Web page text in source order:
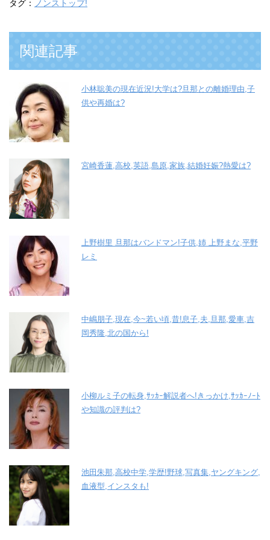
タグ： ノンストップ!
関連記事
小林聡美の現在近況!大学は?旦那との離婚理由,子
供や再婚は?
宮崎香蓮,高校,英語,島原,家族,結婚妊娠?熱愛は?
上野樹里 旦那はバンドマン!子供,姉 上野まな,平野
レミ
中嶋朋子,現在,今~若い頃,昔!息子,夫,旦那,愛車,吉
岡秀隆,北の国から!
小柳ルミ子の転身,ｻｯｶｰ解説者へ!きっかけ,ｻｯｶｰﾉｰﾄ
や知識の評判は?
池田朱那,高校中学,学歴!野球,写真集,ヤングキング,
血液型,インスタも!